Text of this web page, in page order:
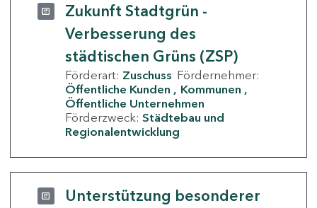
Zukunft Stadtgrün -
Verbesserung des
städtischen Grüns (ZSP)
Förderart: Zuschuss Fördernehmer:
Öffentliche Kunden
Kommunen
Öffentliche Unternehmen
Förderzweck: Städtebau und
Regionalentwicklung
Unterstützung besonderer